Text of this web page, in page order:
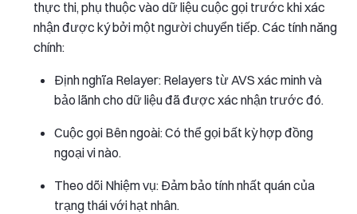
thực thi, phụ thuộc vào dữ liệu cuộc gọi trước khi xác
nhận được ký bởi một người chuyển tiếp. Các tính năng
chính:
Định nghĩa Relayer: Relayers từ AVS xác minh và
bảo lãnh cho dữ liệu đã được xác nhận trước đó.
Cuộc gọi Bên ngoài: Có thể gọi bất kỳ hợp đồng
ngoại vi nào.
Theo dõi Nhiệm vụ: Đảm bảo tính nhất quán của
trạng thái với hạt nhân.